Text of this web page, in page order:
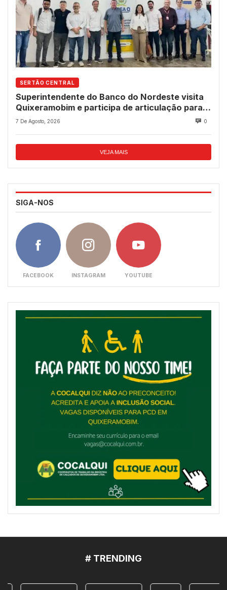
SERTÃO CENTRAL
Superintendente do Banco do Nordeste visita
Quixeramobim e participa de articulação para
avanço do futuro shopping
7 De Agosto, 2026 0
VEJA MAIS
SIGA-NOS
FACEBOOK INSTAGRAM YOUTUBE
# TRENDING